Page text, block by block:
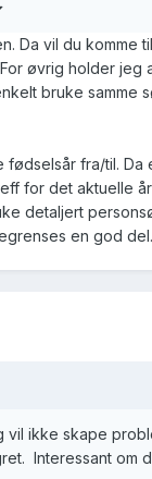
1 profil eller mer,
Da vil du komme
øvrig holder jeg
bruke samme
fra/til. Da
for det aktuelle
detaljert
en god del.
ikke skape
Interessant om